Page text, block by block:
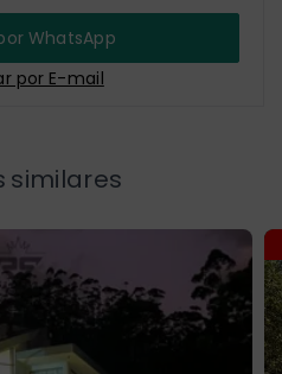
WhatsApp
por E-mail
similares